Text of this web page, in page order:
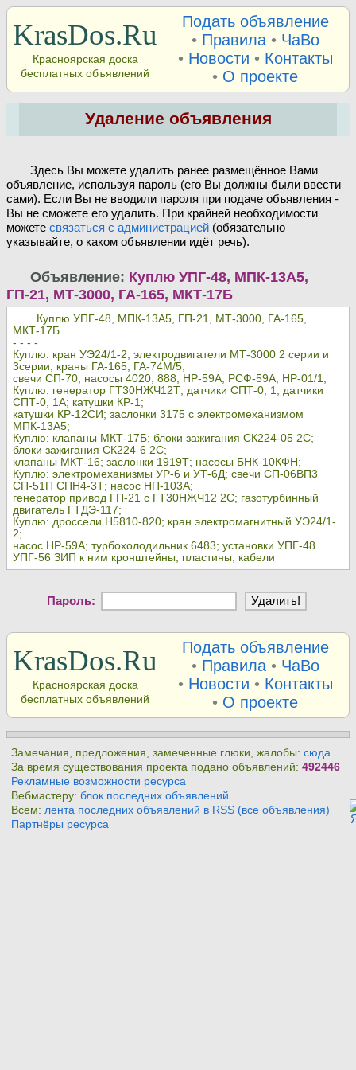
KrasDos.Ru
Красноярская доска
бесплатных объявлений
Подать объявление
• Правила• ЧаВо
• Новости • Контакты
• О проекте
Удаление объявления
Здесь Вы можете удалить ранее размещённое Вами
объявление, используя пароль (его Вы должны были ввести
сами). Если Вы не вводили пароля при подаче объявления -
Вы не сможете его удалить. При крайней необходимости
можете связаться с администрацией(обязательно
указывайте, о каком объявлении идёт речь).
Объявление: Куплю УПГ-48, МПК-13А5,
ГП-21, МТ-3000, ГА-165, МКТ-17Б
Куплю УПГ-48, МПК-13А5, ГП-21, МТ-3000, ГА-165,
МКТ-17Б
- - - -
Куплю: кран УЭ24/1-2; электродвигатели МТ-3000 2 серии и
3серии; краны ГА-165; ГА-74М/5;
свечи СП-70; насосы 4020; 888; НР-59А; РСФ-59А; НР-01/1;
Куплю: генератор ГТ30НЖЧ12Т; датчики СПТ-0, 1; датчики
СПТ-0, 1А; катушки КР-1;
катушки КР-12СИ; заслонки 3175 с электромеханизмом
МПК-13А5;
Куплю: клапаны МКТ-17Б; блоки зажигания СК224-05 2С;
блоки зажигания СК224-6 2С;
клапаны МКТ-16; заслонки 1919Т; насосы БНК-10КФН;
Куплю: электромеханизмы УР-6 и УТ-6Д; свечи СП-06ВП3
СП-51П СПН4-3Т; насос НП-103А;
генератор привод ГП-21 с ГТ30НЖЧ12 2С; газотурбинный
двигатель ГТДЭ-117;
Куплю: дроссели Н5810-820; кран электромагнитный УЭ24/1-
2;
насос НР-59А; турбохолодильник 6483; установки УПГ-48
УПГ-56 ЗИП к ним кронштейны, пластины, кабели
Пароль:
KrasDos.Ru
Красноярская доска
бесплатных объявлений
Подать объявление
• Правила• ЧаВо
• Новости • Контакты
• О проекте
Замечания, предложения, замеченные глюки, жалобы:сюда
За время существования проекта подано объявлений:492446
Рекламные возможности ресурса
Вебмастеру:блок последних объявлений
Всем:лента последних объявлений в RSS (все объявления)
Партнёры ресурса